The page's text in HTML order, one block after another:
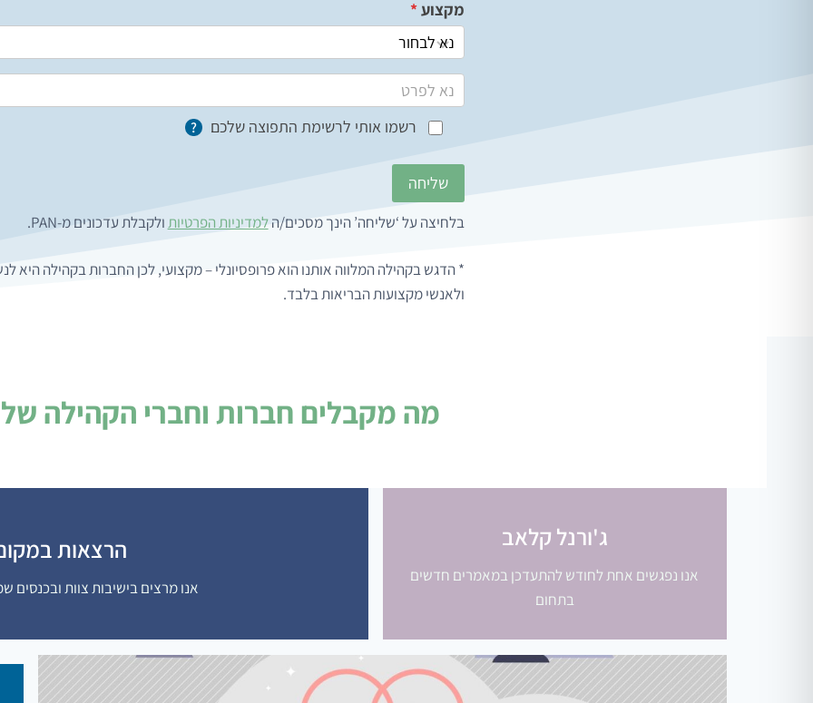
ת
ן
מקצוע*
רשמו אותי לרשימת התפוצה שלכם ?
שליחה
בלחיצה על ‘שליחה’ הינך מסכים/הלמדיניות הפרטיותולקבלת עדכונים מ-PAN.
* הדגש בקהילה המלווה אותנו הוא פרופסיונלי – מקצועי, לכן החברות בקהילה היא
ולאנשי מקצועות הבריאות בלבד.
מה מקבלים חברות וחברי הקהילה
ג'ורנל קלאב
אנו נפגשים אחת לחודש להתעדכן במאמרים חדשים
בתחום
הרצאות
אנו מרצים בישיבות צוות ובכנסים